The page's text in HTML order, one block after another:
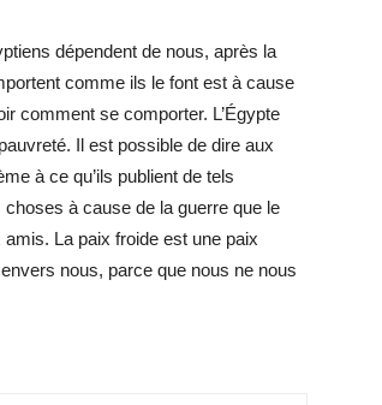
dépendent de nous, après la
comme ils le font est à cause
comment se comporter. L’Égypte
Il est possible de dire aux
à ce qu’ils publient de tels
à cause de la guerre que le
La paix froide est une paix
nous, parce que nous ne nous